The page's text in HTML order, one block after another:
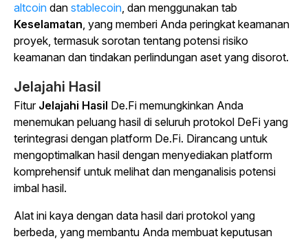
altcoin dan stablecoin, dan menggunakan tab
Keselamatan, yang memberi Anda peringkat keamanan
proyek, termasuk sorotan tentang potensi risiko
keamanan dan tindakan perlindungan aset yang disorot.
Jelajahi Hasil
Fitur Jelajahi Hasil De.Fi memungkinkan Anda
menemukan peluang hasil di seluruh protokol DeFi yang
terintegrasi dengan platform De.Fi. Dirancang untuk
mengoptimalkan hasil dengan menyediakan platform
komprehensif untuk melihat dan menganalisis potensi
imbal hasil.
Alat ini kaya dengan data hasil dari protokol yang
berbeda, yang membantu Anda membuat keputusan